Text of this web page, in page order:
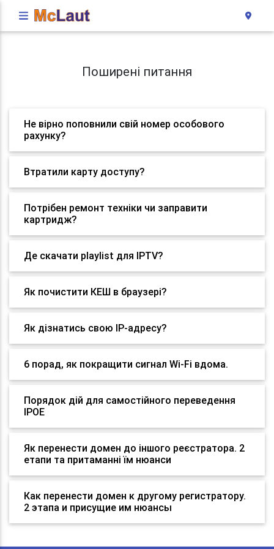
Поширені питання
Не вірно поповнили свій номер особового
рахунку?
Втратили карту доступу?
Потрібен ремонт техніки чи заправити
картридж?
Де скачати playlist для IPTV?
Як почистити КЕШ в браузері?
Як дізнатись свою IP-адресу?
6 порад, як покращити сигнал Wi-Fi вдома.
Порядок дій для самостійного переведення
IPOE
Як перенести домен до іншого реєстратора. 2
етапи та притаманні їм нюанси
Как перенести домен к другому регистратору.
2 этапа и присущие им нюансы